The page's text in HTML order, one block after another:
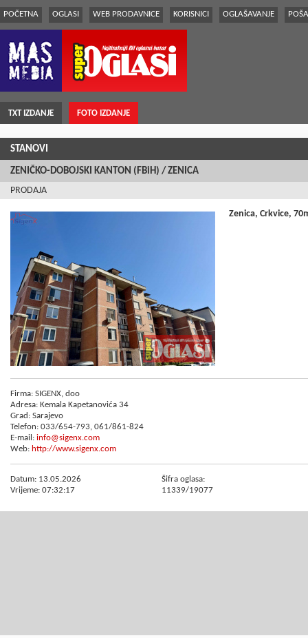
POČETNA OGLASI WEB PRODAVNICE KORISNICI OGLAŠAVANJE
TXT IZDANJE FOTO IZDANJE
STANOVI
ZENIČKO-DOBOJSKI KANTON (FBiH) / ZENICA
PRODAJA
Zenica, Crkvice,
Firma: SIGENX, doo
Adresa: Kemala Kapetanovića 34
Grad: Sarajevo
Telefon: 033/654-793, 061/861-824
E-mail: info@sigenx.com
Web: http://www.sigenx.com
Datum: 13.05.2026
Vrijeme: 07:32:17
Šifra oglasa:
11339/19077